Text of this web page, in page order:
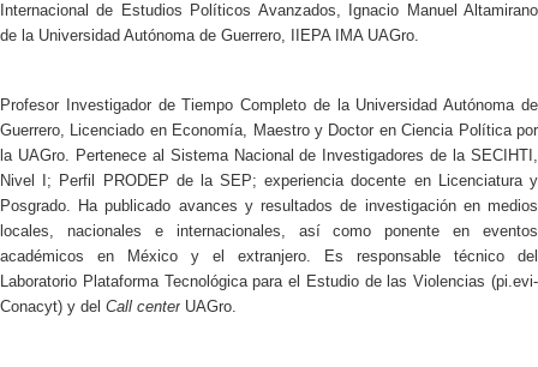
Internacional de Estudios Políticos Avanzados, Ignacio Manuel Altamirano
de la Universidad Autónoma de Guerrero, IIEPA IMA UAGro.
Profesor Investigador de Tiempo Completo de la Universidad Autónoma de
Guerrero, Licenciado en Economía, Maestro y Doctor en Ciencia Política por
la UAGro. Pertenece al Sistema Nacional de Investigadores de la SECIHTI,
Nivel I; Perfil PRODEP de la SEP; experiencia docente en Licenciatura y
Posgrado. Ha publicado avances y resultados de investigación en medios
locales, nacionales e internacionales, así como ponente en eventos
académicos en México y el extranjero. Es responsable técnico del
Laboratorio Plataforma Tecnológica para el Estudio de las Violencias (pi.evi-
Conacyt) y del Call center UAGro.